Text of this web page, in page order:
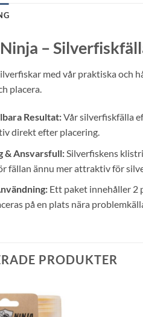
–
med vår praktiska och
placera.
Resultat:Vår silverfiskfälla
direkt efter placering.
& Ansvarsfull:Silverfiskens
fällan ännu mer attraktiv för
Ett paket innehåller 2
på en plats nära
PRODUKTER